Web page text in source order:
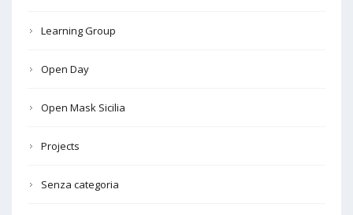
Learning Group
Open Day
Open Mask Sicilia
Projects
Senza categoria